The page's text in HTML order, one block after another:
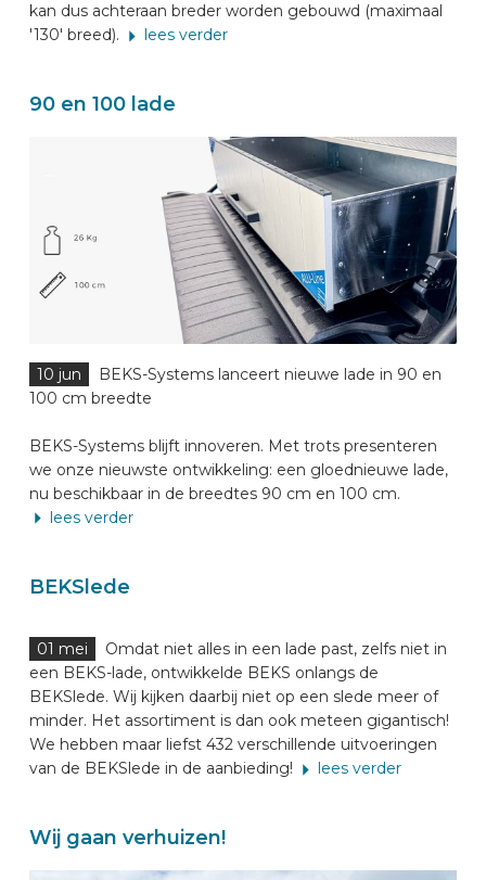
kan dus achteraan breder worden gebouwd (maximaal
'130' breed).
lees verder
90 en 100 lade
10 jun
BEKS-Systems lanceert nieuwe lade in 90 en
100 cm breedte
BEKS-Systems blijft innoveren. Met trots presenteren
we onze nieuwste ontwikkeling: een gloednieuwe lade,
nu beschikbaar in de breedtes 90 cm en 100 cm.
lees verder
BEKSlede
01 mei
Omdat niet alles in een lade past, zelfs niet in
een BEKS-lade, ontwikkelde BEKS onlangs de
BEKSlede. Wij kijken daarbij niet op een slede meer of
minder. Het assortiment is dan ook meteen gigantisch!
We hebben maar liefst 432 verschillende uitvoeringen
van de BEKSlede in de aanbieding!
lees verder
Wij gaan verhuizen!